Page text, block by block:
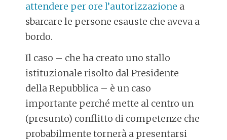
attendere per ore l’autorizzazione a
sbarcare le persone esauste che aveva a
bordo.
Il caso – che ha creato uno stallo
istituzionale risolto dal Presidente
della Repubblica – è un caso
importante perché mette al centro un
(presunto) conflitto di competenze che
probabilmente tornerà a presentarsi